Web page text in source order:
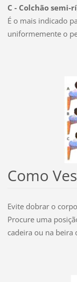
C - Colchão semi-
É o mais indicado
uniformemente o
Como
Evite dobrar o
Procure uma
cadeira ou na beira